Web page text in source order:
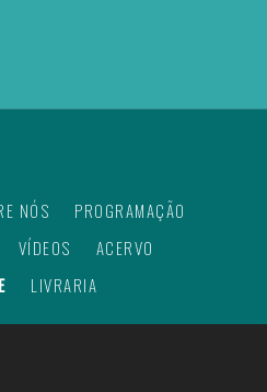
NÓS
PROGRAMAÇÃO
VÍDEOS
ACERVO
LIVRARIA
Todos os direitos